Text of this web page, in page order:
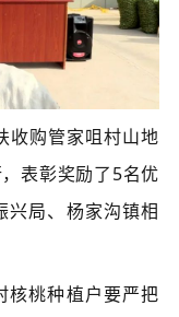
收购管家咀村山地
表彰奖励了5名优
兴局、杨家沟镇相
核桃种植户要严把